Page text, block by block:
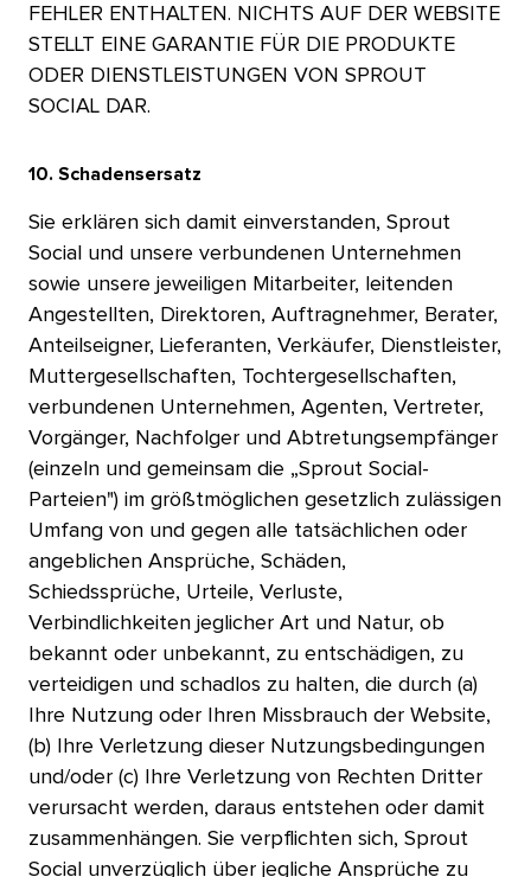
FEHLER ENTHALTEN. NICHTS AUF DER WEBSITE
STELLT EINE GARANTIE FÜR DIE PRODUKTE
ODER DIENSTLEISTUNGEN VON SPROUT
SOCIAL DAR.​​
10. Schadensersatz​​
Sie erklären sich damit einverstanden, Sprout
Social und unsere verbundenen Unternehmen
sowie unsere jeweiligen Mitarbeiter, leitenden
Angestellten, Direktoren, Auftragnehmer, Berater,
Anteilseigner, Lieferanten, Verkäufer, Dienstleister,
Muttergesellschaften, Tochtergesellschaften,
verbundenen Unternehmen, Agenten, Vertreter,
Vorgänger, Nachfolger und Abtretungsempfänger
(einzeln und gemeinsam die „Sprout Social-
Parteien") im größtmöglichen gesetzlich zulässigen
Umfang von und gegen alle tatsächlichen oder
angeblichen Ansprüche, Schäden,
Schiedssprüche, Urteile, Verluste,
Verbindlichkeiten jeglicher Art und Natur, ob
bekannt oder unbekannt, zu entschädigen, zu
verteidigen und schadlos zu halten, die durch (a)
Ihre Nutzung oder Ihren Missbrauch der Website,
(b) Ihre Verletzung dieser Nutzungsbedingungen
und/oder (c) Ihre Verletzung von Rechten Dritter
verursacht werden, daraus entstehen oder damit
zusammenhängen. Sie verpflichten sich, Sprout
Social unverzüglich über jegliche Ansprüche zu